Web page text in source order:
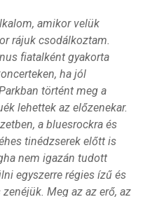
amikor velük
rájuk csodálkoztam.
fiatalként gyakorta
ha jól
történt meg a
lehettek az előzenekar.
a bluesrockra és
tinédzserek előtt is
nem igazán tudott
egyszerre régies ízű és
Meg az az erő, az